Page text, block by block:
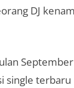
DJ
September
single terbaru